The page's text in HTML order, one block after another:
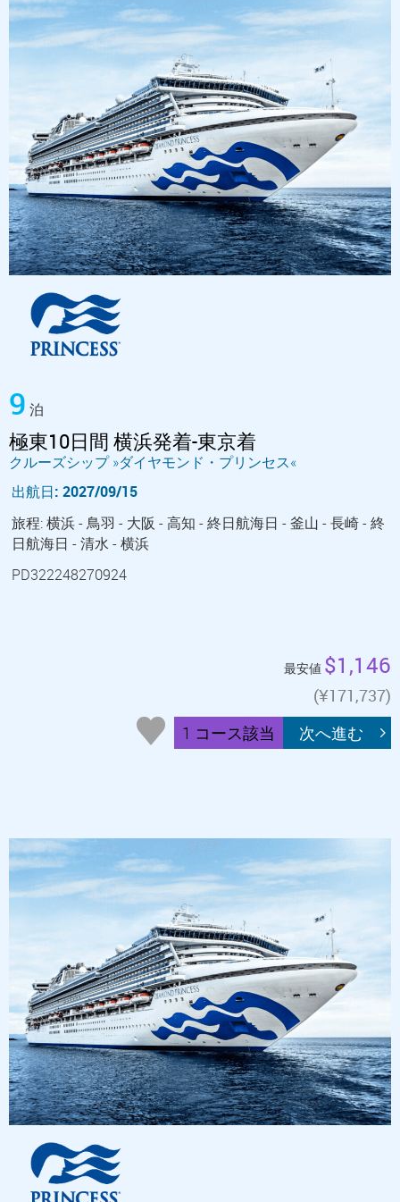
9 泊
極東10日間 横浜発着-東京着
クルーズシップ »ダイヤモンド・プリンセス«
出航日: 2027/09/15
旅程: 横浜 - 鳥羽 - 大阪 - 高知 - 終日航海日 - 釜山 - 長崎 - 終
日航海日 - 清水 - 横浜
PD322248270924
最安値 $1,146
(¥171,737)
1 コース該当
次へ進む